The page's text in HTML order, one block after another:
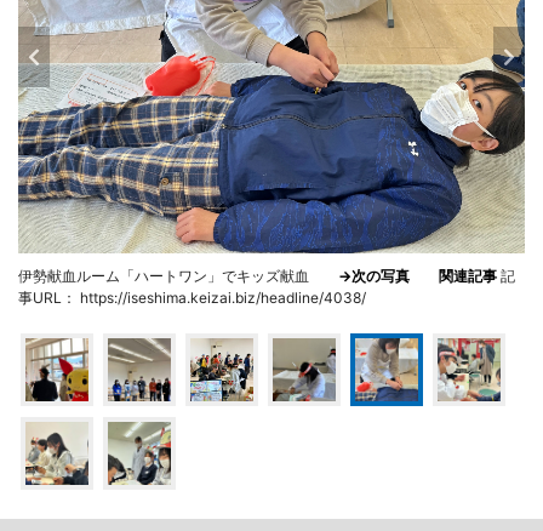
伊勢献血ルーム「ハートワン」でキッズ献血 →次の写真 関連記事 記
事URL： https://iseshima.keizai.biz/headline/4038/